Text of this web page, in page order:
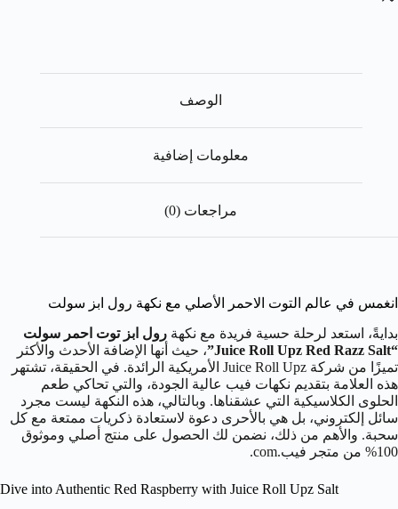
الوصف
معلومات إضافية
مراجعات (0)
انغمس في عالم التوت الاحمر الأصلي مع نكهة رول ابز سولت
بدايةً، استعد لرحلة حسية فريدة مع نكهة رول ابز توت احمر سولت
“Juice Roll Upz Red Razz Salt”
، حيث أنها الإضافة الأحدث والأكثر
تميزًا من شركة Juice Roll Upz الأمريكية الرائدة. في الحقيقة، تشتهر
هذه العلامة بتقديم نكهات فيب عالية الجودة، والتي تحاكي طعم
الحلوى الكلاسيكية التي عشقناها. وبالتالي، هذه النكهة ليست مجرد
سائل إلكتروني، بل هي بالأحرى دعوة لاستعادة ذكريات ممتعة مع كل
سحبة. والأهم من ذلك، نضمن لك الحصول على منتج أصلي وموثوق
100% من متجر فيب.com.
Dive into Authentic Red Raspberry with Juice Roll Upz Salt